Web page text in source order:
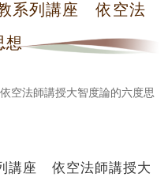
系列講座 依空法
想
空法師講授大智度論的六度思
講座 依空法師講授大